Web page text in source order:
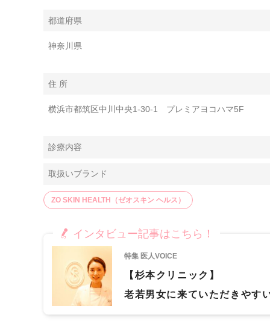
都道府県
神奈川県
住 所
横浜市都筑区中川中央1-30-1 プレミアヨコハマ5F
診療内容
取扱いブランド
ZO SKIN HEALTH（ゼオスキン ヘルス）
インタビュー記事はこちら！
特集 医人VOICE
【杉本クリニック】
老若男女に来ていただきやす
げていきたい